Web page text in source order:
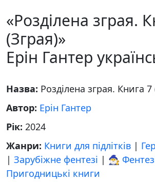
«Розділена зграя.
(Зграя)»
Ерін Гантер
Назва: Розділена зграя. Книга 7
Автор: Ерін Гантер
Рік: 2024
Жанри: Книги для підлітків |
| Зарубіжне фентезі | 🧙‍♂️
Пригодницькі книги